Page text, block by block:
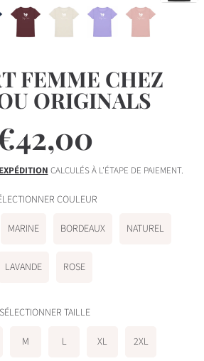
FEMME CHEZ
ORIGINALS
Prix
habituel
CALCULÉS À L'ÉTAPE DE PAIEMENT.
SÉLECTIONNER COULEUR
MARINE BORDEAUX NATUREL
LAVANDE ROSE
SÉLECTIONNER TAILLE
M L XL 2XL